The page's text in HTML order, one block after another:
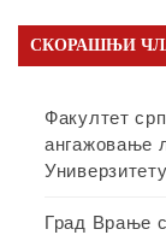
СКОРАШЊИ
Факултет
ангажовање
Град Врање